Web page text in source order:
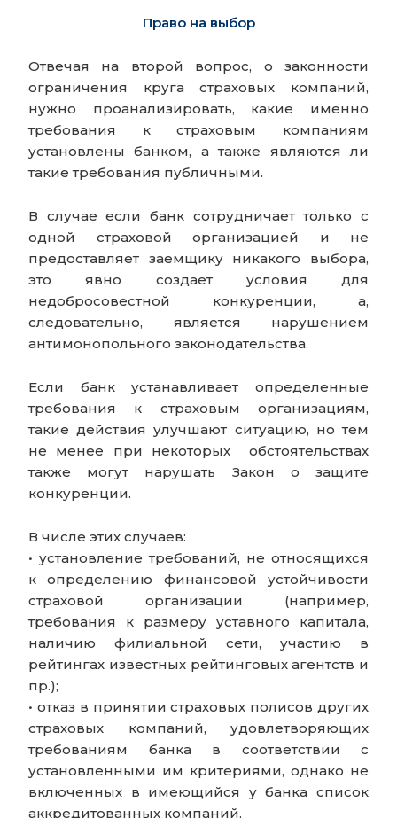
Право на выбор
Отвечая на второй вопрос, о законности
ограничения круга страховых компаний,
нужно проанализировать, какие именно
требования к страховым компаниям
установлены банком, а также являются ли
такие требования публичными.
В случае если банк сотрудничает только с
одной страховой организацией и не
предоставляет заемщику никакого выбора,
это явно создает условия для
недобросовестной конкуренции, а,
следовательно, является нарушением
антимонопольного законодательства.
Если банк устанавливает определенные
требования к страховым организациям,
такие действия улучшают ситуацию, но тем
не менее при некоторых обстоятельствах
также могут нарушать Закон о защите
конкуренции.
В числе этих случаев:
• установление требований, не относящихся
к определению финансовой устойчивости
страховой организации (например,
требования к размеру уставного капитала,
наличию филиальной сети, участию в
рейтингах известных рейтинговых агентств и
пр.);
• отказ в принятии страховых полисов других
страховых компаний, удовлетворяющих
требованиям банка в соответствии с
установленными им критериями, однако не
включенных в имеющийся у банка список
аккредитованных компаний.